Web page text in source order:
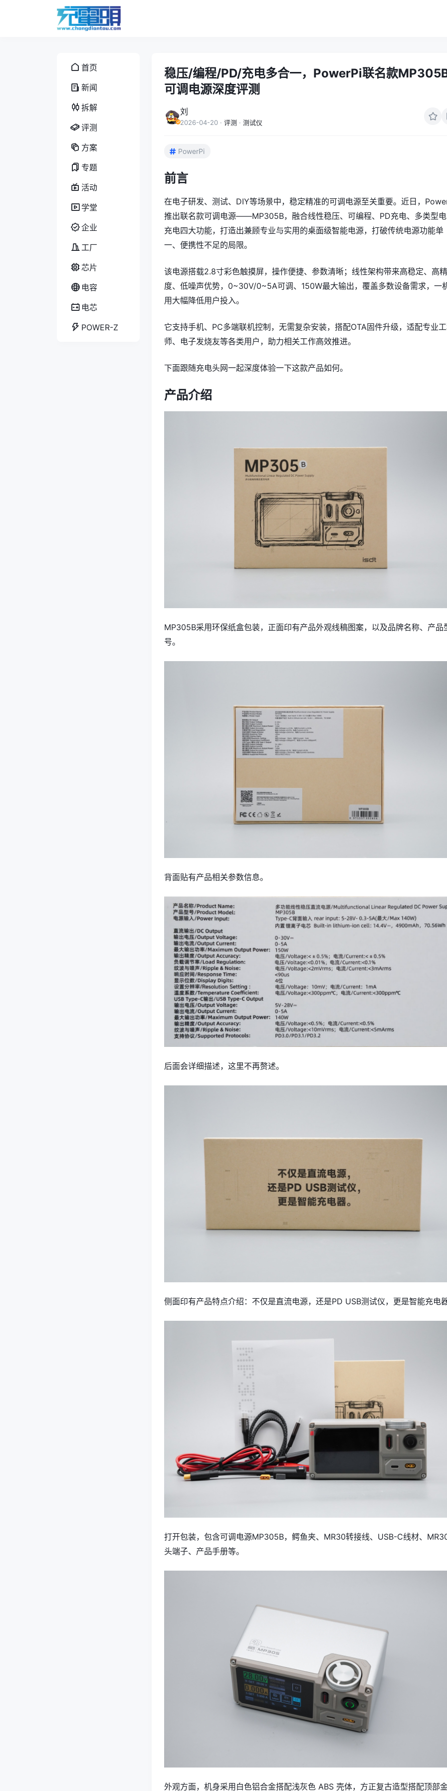
首页
新闻
拆解
评测
方案
专题
活动
学堂
企业
工厂
芯片
电容
电芯
POWER-Z
稳压/编程/PD/充电多合一，PowerPi联名款
可调电源深度评测
刘
2026-04-20 · 评测 · 测试仪
PowerPi
前言
在电子研发、测试、DIY等场景中，稳定精准的可调电源至关重要。近日，
推出联名款可调电源——MP305B，融合线性稳压、可编程、PD充电、多类型
充电四大功能，打造出兼顾专业与实用的桌面级智能电源，打破传统电源功能单
一、便携性不足的局限。
该电源搭载2.8寸彩色触摸屏，操作便捷、参数清晰；线性架构带来高稳定、高精
度、低噪声优势，0~30V/0~5A可调、150W最大输出，覆盖多数设备需求，一
用大幅降低用户投入。
它支持手机、PC多端联机控制，无需复杂安装，搭配OTA固件升级，适配专业
师、电子发烧友等各类用户，助力相关工作高效推进。
下面跟随充电头网一起深度体验一下这款产品如何。
产品介绍
MP305B采用环保纸盒包装，正面印有产品外观线稿图案，以及品牌名称、产品
号。
背面贴有产品相关参数信息。
后面会详细描述，这里不再赘述。
侧面印有产品特点介绍：不仅是直流电源，还是PD USB测试仪，更是智能充电
打开包装，包含可调电源MP305B，鳄鱼夹、MR30转接线、USB-C线材、
头端子、产品手册等。
外观方面，机身采用白色铝合金搭配浅灰色 ABS 壳体，方正复古造型搭配顶部